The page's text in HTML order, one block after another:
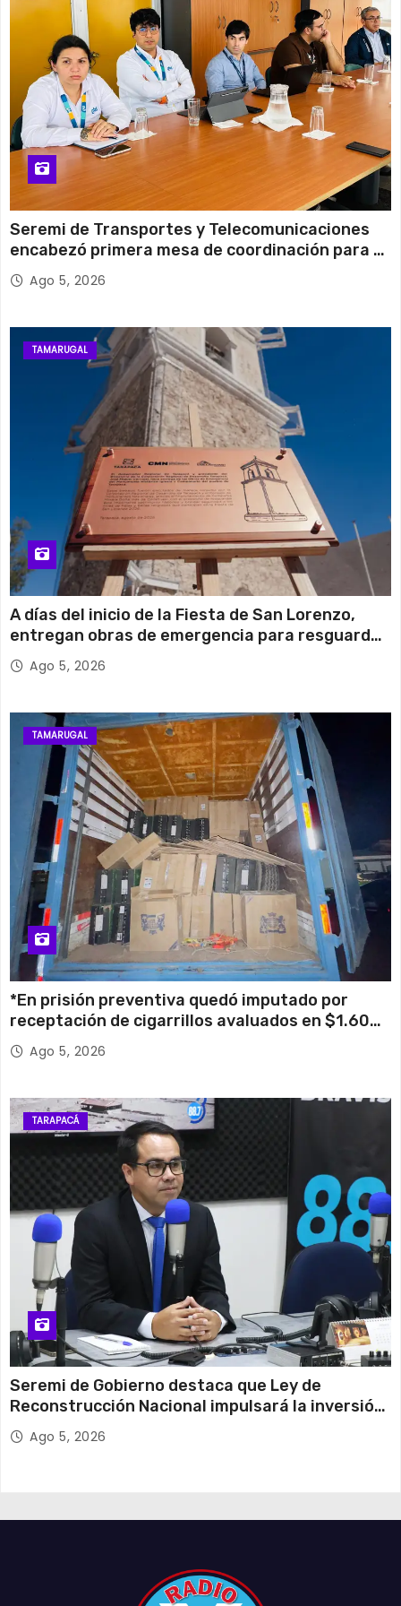
Viernes
Seremi de Transportes y Telecomunicaciones
encabezó primera mesa de coordinación para el
retiro de cables en desuso en Iquique
Ago 5, 2026
TAMARUGAL
A días del inicio de la Fiesta de San Lorenzo,
entregan obras de emergencia para resguardar
su histórico campanario
Ago 5, 2026
TAMARUGAL
*En prisión preventiva quedó imputado por
receptación de cigarrillos avaluados en $1.600
millones*
Ago 5, 2026
TARAPACÁ
Seremi de Gobierno destaca que Ley de
Reconstrucción Nacional impulsará la inversión
y el empleo en Tarapacá
Ago 5, 2026